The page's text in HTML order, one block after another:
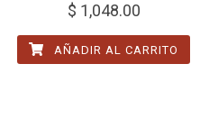
$ 1,048.00
AÑADIR AL CARRITO